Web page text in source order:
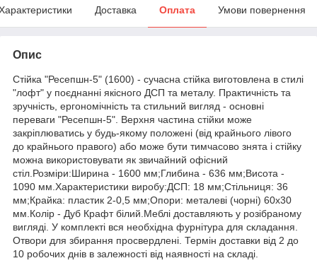
Доставка Оплата Умови повернення
Опис
Стійка "Ресепшн-5" (1600) - сучасна стійка виготовлена в стилі
"лофт" у поєднанні якісного ДСП та металу. Практичність та
зручність, ергономічність та стильний вигляд - основні
переваги "Ресепшн-5". Верхня частина стійки може
закріплюватись у будь-якому положені (від крайнього лівого
до крайнього правого) або може бути тимчасово знята і стійку
можна використовувати як звичайний офісний
стіл.Розміри:Ширина - 1600 мм;Глибина - 636 мм;Висота -
1090 мм.Характеристики виробу:ДСП: 18 мм;Стільниця: 36
мм;Крайка: пластик 2-0,5 мм;Опори: металеві (чорні) 60х30
мм.Колір - Дуб Крафт білий.Меблі доставляють у розібраному
вигляді. У комплекті вся необхідна фурнітура для складання.
Отвори для збирання просвердлені. Термін доставки від 2 до
10 робочих днів в залежності від наявності на складі.